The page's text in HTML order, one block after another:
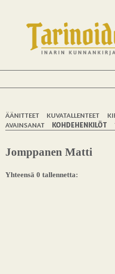
ÄÄNITTEET KUVATALLENTEET
AVAINSANAT
KOHDEHENKILÖT
Jomppanen Matti
Yhteensä 0 tallennetta: